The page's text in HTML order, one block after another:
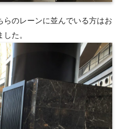
らのレーンに並んでいる方はお
た。